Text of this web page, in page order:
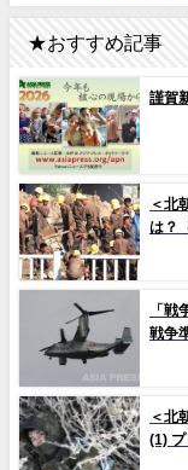
★おすすめ記事
謹賀
＜北
は？
「戦
戦争
＜北
(1)